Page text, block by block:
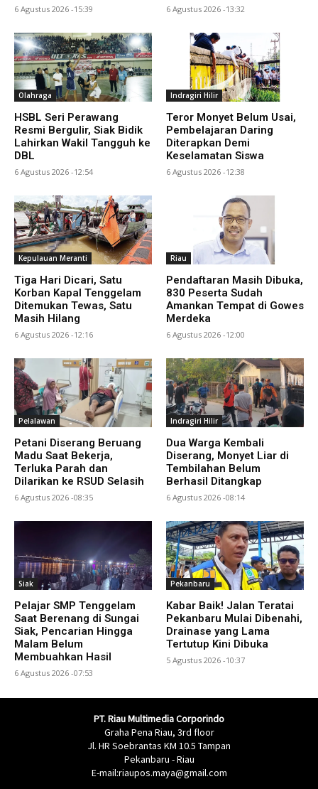
6 Agustus 2026 -15:39 6 Agustus 2026 -13:32
Olahraga
HSBL Seri Perawang
Resmi Bergulir, Siak Bidik
Lahirkan Wakil Tangguh ke
DBL
6 Agustus 2026 -12:54
Indragiri Hilir
Teror Monyet Belum Usai,
Pembelajaran Daring
Diterapkan Demi
Keselamatan Siswa
6 Agustus 2026 -12:38
Kepulauan Meranti
Tiga Hari Dicari, Satu
Korban Kapal Tenggelam
Ditemukan Tewas, Satu
Masih Hilang
6 Agustus 2026 -12:16
Riau
Pendaftaran Masih Dibuka,
830 Peserta Sudah
Amankan Tempat di Gowes
Merdeka
6 Agustus 2026 -12:00
Pelalawan
Petani Diserang Beruang
Madu Saat Bekerja,
Terluka Parah dan
Dilarikan ke RSUD Selasih
6 Agustus 2026 -08:35
Indragiri Hilir
Dua Warga Kembali
Diserang, Monyet Liar di
Tembilahan Belum
Berhasil Ditangkap
6 Agustus 2026 -08:14
Siak
Pelajar SMP Tenggelam
Saat Berenang di Sungai
Siak, Pencarian Hingga
Malam Belum
Membuahkan Hasil
6 Agustus 2026 -07:53
Pekanbaru
Kabar Baik! Jalan Teratai
Pekanbaru Mulai Dibenahi,
Drainase yang Lama
Tertutup Kini Dibuka
5 Agustus 2026 -10:37
PT. Riau Multimedia Corporindo
Graha Pena Riau, 3rd floor
Jl. HR Soebrantas KM 10.5 Tampan
Pekanbaru - Riau
E-mail:riaupos.maya@gmail.com